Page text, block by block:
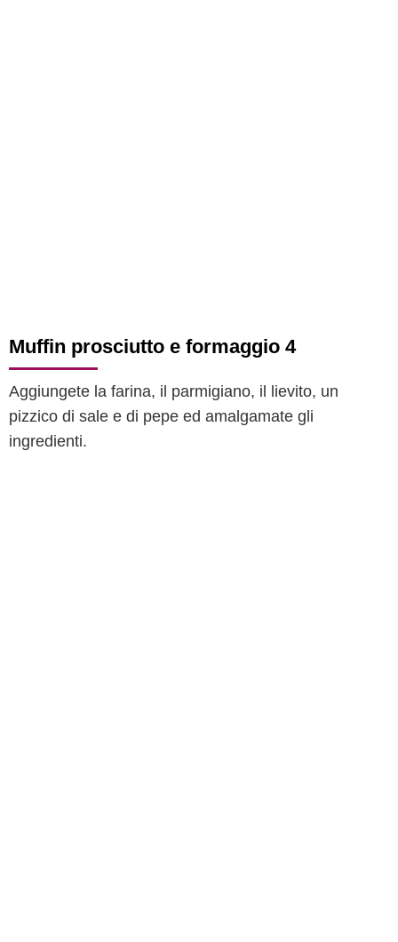
Muffin prosciutto e formaggio 4
Aggiungete la farina, il parmigiano, il lievito, un
pizzico di sale e di pepe ed amalgamate gli
ingredienti.